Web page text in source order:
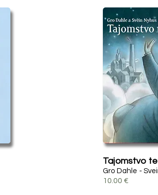
Tajomstvo
Gro Dahle -
10.00 €